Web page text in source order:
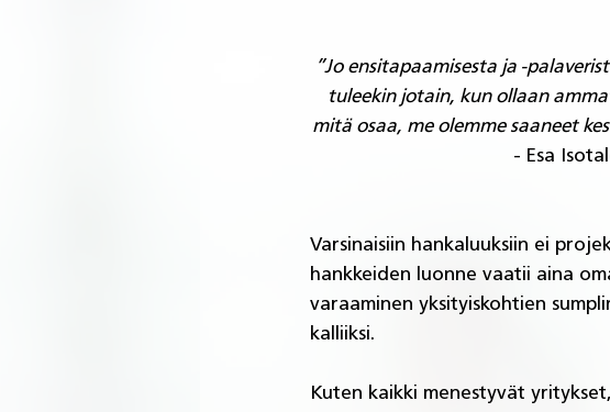
”Jo ensitapaamisesta ja -
tuleekin jotain, kun ollaan
mitä osaa, me olemme saaneet
- Esa
Varsinaisiin hankaluuksiin ei
hankkeiden luonne vaatii aina
varaaminen yksityiskohtien
kalliiksi.
Kuten kaikki menestyvät